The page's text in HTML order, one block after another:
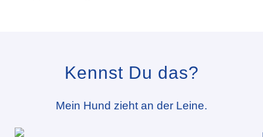
Kennst Du das?
Mein Hund zieht an der Leine.